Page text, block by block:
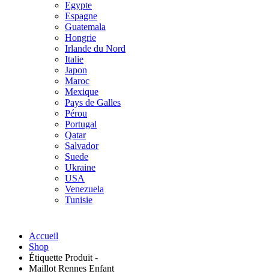
Egypte
Espagne
Guatemala
Hongrie
Irlande du Nord
Italie
Japon
Maroc
Mexique
Pays de Galles
Pérou
Portugal
Qatar
Salvador
Suede
Ukraine
USA
Venezuela
Tunisie
Accueil
Shop
Étiquette Produit -
Maillot Rennes Enfant